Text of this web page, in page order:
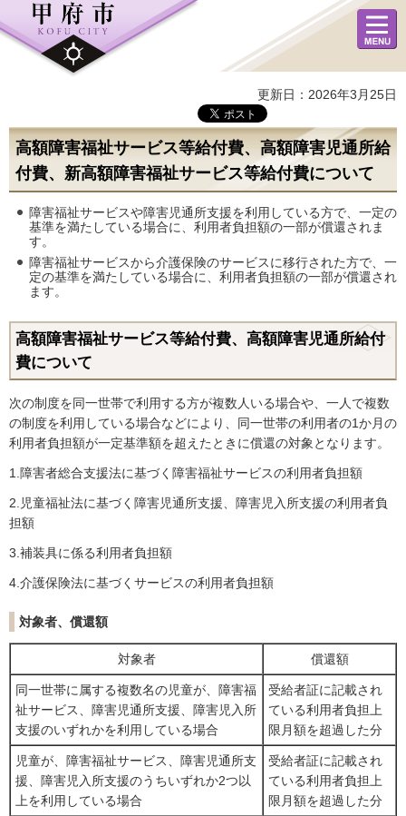
メニュ
ー
更新日：2026年3月25日
高額障害福祉サービス等給付費、高額障害児通所給
付費、新高額障害福祉サービス等給付費について
障害福祉サービスや障害児通所支援を利用している方で、一定の
基準を満たしている場合に、利用者負担額の一部が償還されま
す。
障害福祉サービスから介護保険のサービスに移行された方で、一
定の基準を満たしている場合に、利用者負担額の一部が償還され
ます。
高額障害福祉サービス等給付費、高額障害児通所給付
費について
次の制度を同一世帯で利用する方が複数人いる場合や、一人で複数
の制度を利用している場合などにより、同一世帯の利用者の1か月の
利用者負担額が一定基準額を超えたときに償還の対象となります。
1.障害者総合支援法に基づく障害福祉サービスの利用者負担額
2.児童福祉法に基づく障害児通所支援、障害児入所支援の利用者負
担額
3.補装具に係る利用者負担額
4.介護保険法に基づくサービスの利用者負担額
対象者、償還額
対象者 償還額
同一世帯に属する複数名の児童が、障害福
祉サービス、障害児通所支援、障害児入所
支援のいずれかを利用している場合
受給者証に記載され
ている利用者負担上
限月額を超過した分
児童が、障害福祉サービス、障害児通所支
援、障害児入所支援のうちいずれか2つ以
上を利用している場合
受給者証に記載され
ている利用者負担上
限月額を超過した分